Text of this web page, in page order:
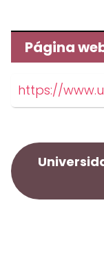
Página
https://